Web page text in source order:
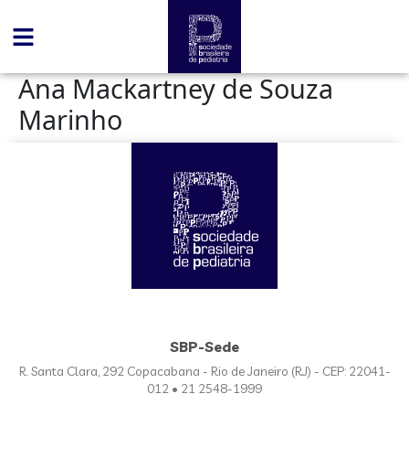
Ana Mackartney de Souza
Marinho
SBP-Sede
R. Santa Clara, 292 Copacabana - Rio de Janeiro (RJ) - CEP: 22041-
012 • 21 2548-1999